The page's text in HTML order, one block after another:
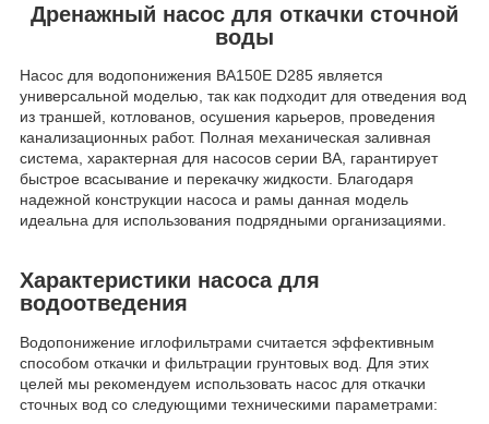
Дренажный насос для откачки сточной
воды
Насос для водопонижения BA150E D285 является
универсальной моделью, так как подходит для отведения вод
из траншей, котлованов, осушения карьеров, проведения
канализационных работ. Полная механическая заливная
система, характерная для насосов серии BA, гарантирует
быстрое всасывание и перекачку жидкости. Благодаря
надежной конструкции насоса и рамы данная модель
идеальна для использования подрядными организациями.
Характеристики насоса для
водоотведения
Водопонижение иглофильтрами считается эффективным
способом откачки и фильтрации грунтовых вод. Для этих
целей мы рекомендуем использовать насос для откачки
сточных вод со следующими техническими параметрами: